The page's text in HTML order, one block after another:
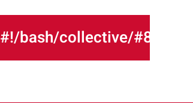
#!/bash/collective/#8